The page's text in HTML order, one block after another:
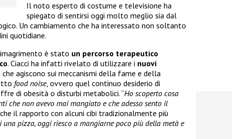
Il noto esperto di costume e televisione ha
spiegato di sentirsi oggi molto meglio sia dal
Un cambiamento che ha interessato non soltanto
quotidiane.
è stato un percorso terapeutico
. Ciacci ha infatti rivelato di utilizzare i nuovi
che agiscono sui meccanismi della fame e della
food noise, ovvero quel continuo desiderio di
di obesità o disturbi metabolici. “Ho scoperto cosa
che non avevo mai mangiato e che adesso sento il
il rapporto con alcuni cibi tradizionalmente più
una pizza, oggi riesco a mangiarne poco più della metà e